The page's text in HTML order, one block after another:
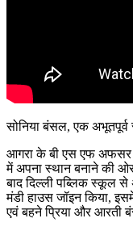
सोनिया बंसल, एक अभूतपूर्व
आगरा के बी एस एफ अफसर
में अपना स्थान बनाने की
बाद दिल्ली पब्लिक स्कूल से
मंडी हाउस जॉइन किया,
एवं बहने प्रिया और आरती